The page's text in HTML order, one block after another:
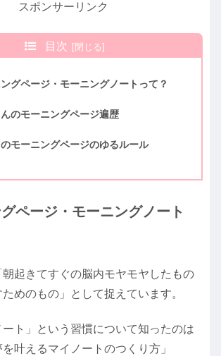
スポンサーリンク
目次
グページ・モーニングノートって？
のモーニングページ遍歴
モーニングページのゆるルール
ページ・モーニングノート
起きてすぐの脳内モヤモヤしたもの
めのもの」として捉えています。
ート」という習慣について知ったのは
叶えるマイノートのつくり方」